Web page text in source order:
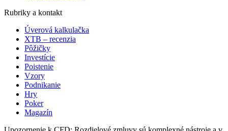
Rubriky a kontakt
Úverová kalkulačka
XTB – recenzia
Pôžičky
Investície
Poistenie
Vzory
Podnikanie
Hry
Poker
Magazín